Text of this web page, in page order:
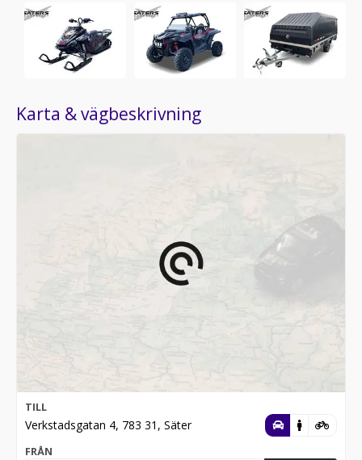
Karta & vägbeskrivning
TILL
Verkstadsgatan 4, 783 31, Säter
FRÅN